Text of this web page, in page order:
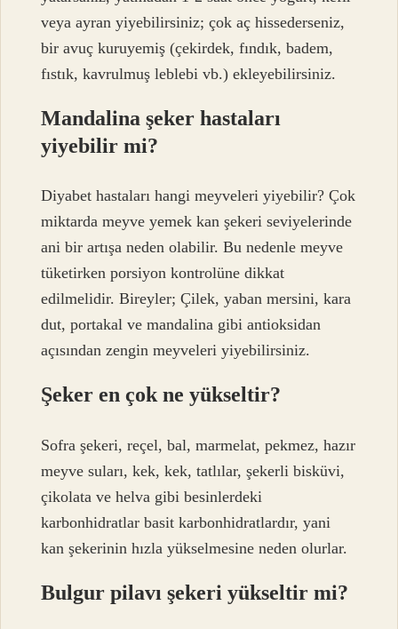
veya ayran yiyebilirsiniz; çok aç hissederseniz,
bir avuç kuruyemiş (çekirdek, fındık, badem,
fıstık, kavrulmuş leblebi vb.) ekleyebilirsiniz.
Mandalina şeker hastaları
yiyebilir mi?
Diyabet hastaları hangi meyveleri yiyebilir? Çok
miktarda meyve yemek kan şekeri seviyelerinde
ani bir artışa neden olabilir. Bu nedenle meyve
tüketirken porsiyon kontrolüne dikkat
edilmelidir. Bireyler; Çilek, yaban mersini, kara
dut, portakal ve mandalina gibi antioksidan
açısından zengin meyveleri yiyebilirsiniz.
Şeker en çok ne yükseltir?
Sofra şekeri, reçel, bal, marmelat, pekmez, hazır
meyve suları, kek, kek, tatlılar, şekerli bisküvi,
çikolata ve helva gibi besinlerdeki
karbonhidratlar basit karbonhidratlardır, yani
kan şekerinin hızla yükselmesine neden olurlar.
Bulgur pilavı şekeri yükseltir mi?